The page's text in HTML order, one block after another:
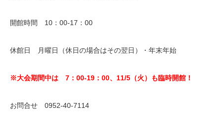
開館時間 10：00-17：00
休館日 月曜日（休日の場合はその翌日）・年末年始
※大会期間中は 7：00-19：00、11/5（火）も臨時開館！
お問合せ 0952-40-7114